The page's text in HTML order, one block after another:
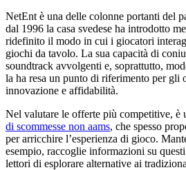
NetEnt è una delle colonne portanti del
dal 1996 la casa svedese ha introdotto
ridefinito il modo in cui i giocatori
giochi da tavolo. La sua capacità di
soundtrack avvolgenti e, soprattutto,
la ha resa un punto di riferimento per gli
innovazione e affidabilità.
Nel valutare le offerte più competitive, è
di scommesse non aams, che spesso
per arricchire l’esperienza di gioco.
esempio, raccoglie informazioni su
lettori di esplorare alternative ai